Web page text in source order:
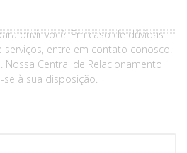
ouvir você. Em caso de dúvidas
entre em contato conosco.
Central de Relacionamento
se à sua disposição.